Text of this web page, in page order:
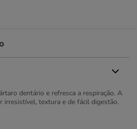
dentário e refresca a respiração. A
irresistível, textura e de fácil digestão.